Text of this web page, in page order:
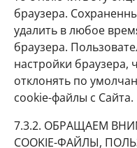
браузера.
удалить в любое
браузера.
настройки
отклонять по
cookie-файлы с Сайта.
7.3.2. ОБРАЩАЕМ
COOKIE-ФАЙЛЫ,